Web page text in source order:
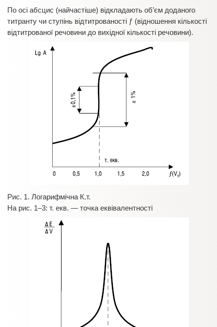
По осі абсцис (найчастіше) відкладають об’єм доданого
титранту чи ступінь відтитрованості ƒ (відношення кількості
відтитрованої речовини до вихідної кількості речовини).
Рис. 1. Логарифмічна К.т.
На рис. 1–3: т. екв. — точка еквівалентності